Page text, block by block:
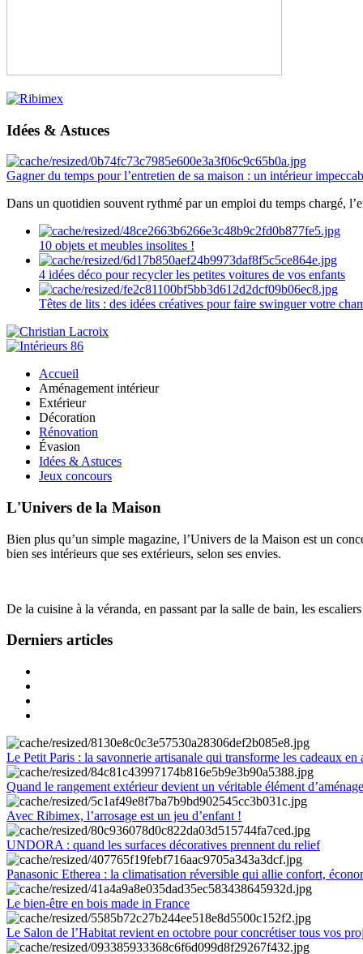
Idées & Astuces
Gagner du temps pour l’entretien de sa maison : un intérieur
Dans un quotidien souvent rythmé par un emploi du temps chargé,
10 objets et meubles insolites !
4 idées déco pour recycler les petites voitures de vos enfants
Têtes de lits : des idées créatives pour faire swinguer votre
Accueil
Aménagement intérieur
Extérieur
Décoration
Rénovation
Évasion
Idées & Astuces
Jeux concours
L'Univers de la Maison
Bien plus qu’un simple magazine, l’Univers de la Maison est un
bien ses intérieurs que ses extérieurs, selon ses envies.
De la cuisine à la véranda, en passant par la salle de bain, les
Derniers articles
Le Petit Paris : la savonnerie artisanale qui transforme les cadeaux en
Quand le rangement extérieur devient un véritable élément
Avec Ribimex, l’arrosage est un jeu d’enfant !
UNDORA : quand les surfaces décoratives prennent du relief
Panasonic Etherea : la climatisation réversible qui allie confort,
Le bien-être en bois made in France
Le Salon de l’Habitat revient en octobre pour concrétiser tous vos